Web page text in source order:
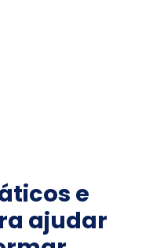
e
ajudar